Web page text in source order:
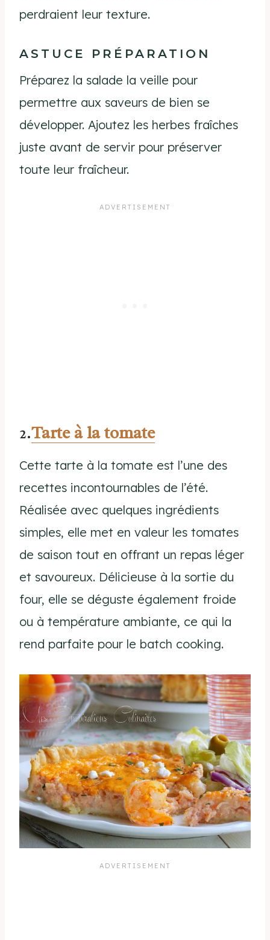
perdraient leur texture.
ASTUCE PRÉPARATION
Préparez la salade la veille pour
permettre aux saveurs de bien se
développer. Ajoutez les herbes fraîches
juste avant de servir pour préserver
toute leur fraîcheur.
2.Tarte à la tomate
Cette tarte à la tomate est l’une des
recettes incontournables de l’été.
Réalisée avec quelques ingrédients
simples, elle met en valeur les tomates
de saison tout en offrant un repas léger
et savoureux. Délicieuse à la sortie du
four, elle se déguste également froide
ou à température ambiante, ce qui la
rend parfaite pour le batch cooking.